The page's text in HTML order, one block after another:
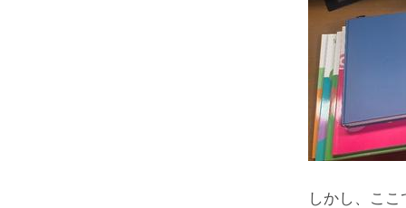
しかし、ここ